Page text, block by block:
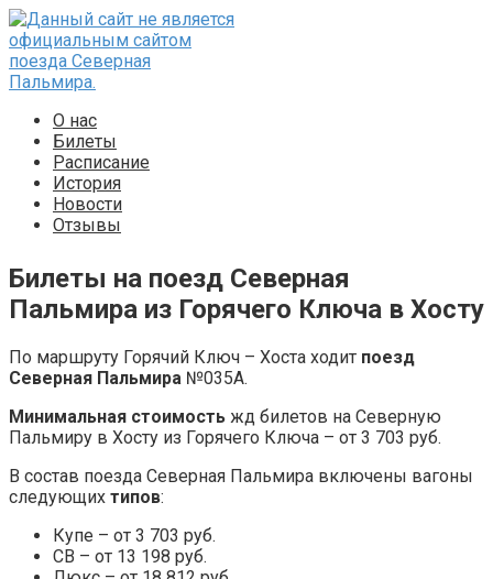
Перейти
к
контенту
О нас
Билеты
Расписание
История
Новости
Отзывы
Билеты на поезд Северная
Пальмира из Горячего Ключа в Хосту
По маршруту Горячий Ключ – Хоста ходит поезд
Северная Пальмира №035А.
Минимальная стоимость жд билетов на Северную
Пальмиру в Хосту из Горячего Ключа – от 3 703 руб.
В состав поезда Северная Пальмира включены вагоны
следующих типов:
Купе – от 3 703 руб.
СВ – от 13 198 руб.